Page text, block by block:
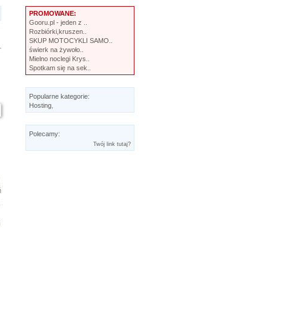
PROMOWANE:
Gooru.pl - jeden z ..
Rozbiórki,kruszen..
SKUP MOTOCYKLI SAMO..
świerk na żywoło..
Mielno noclegi Krys..
Spotkam się na sek..
Popularne kategorie:
Hosting
Polecamy:
Twój link tutaj?